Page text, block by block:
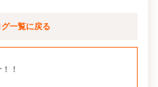
一覧に戻る
！